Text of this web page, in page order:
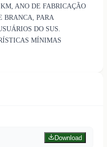
ANO DE FABRICAÇÃO
BRANCA, PARA
DO SUS.
MÍNIMAS
Download